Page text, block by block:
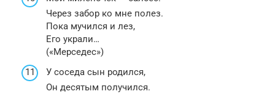
Через забор ко мне полез.
Пока мучился и лез,
Его украли…
(«Мерседес»)
У соседа сын родился,
Он десятым получился.